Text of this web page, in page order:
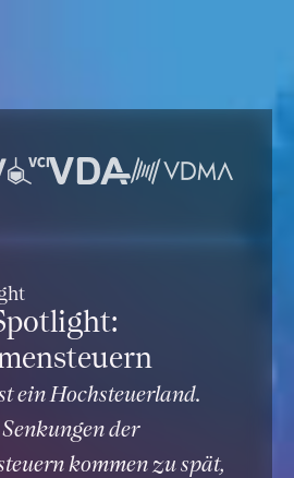
ein Hochsteuerland.
der
kommen zu spät,